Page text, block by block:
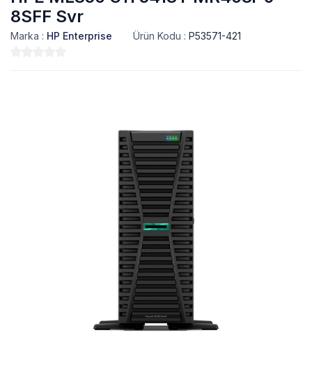
8SFF Svr
Marka : HP Enterprise Ürün Kodu : P53571-421